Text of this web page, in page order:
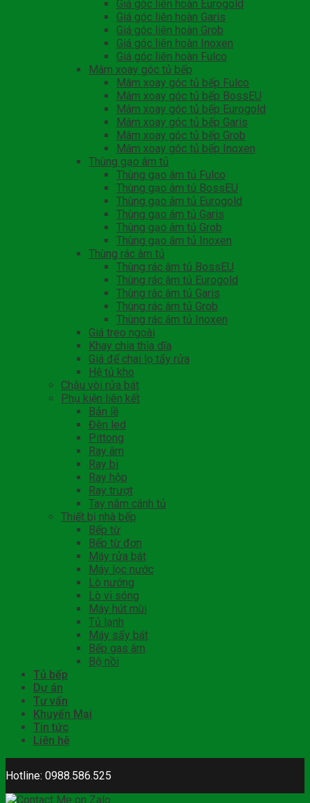
Giá góc liên hoàn Eurogold
Giá góc liên hoàn Garis
Giá góc liên hoàn Grob
Giá góc liên hoàn Inoxen
Giá góc liên hoàn Fulco
Mâm xoay góc tủ bếp
Mâm xoay góc tủ bếp Fulco
Mâm xoay góc tủ bếp BossEU
Mâm xoay góc tủ bếp Eurogold
Mâm xoay góc tủ bếp Garis
Mâm xoay góc tủ bếp Grob
Mâm xoay góc tủ bếp Inoxen
Thùng gạo âm tủ
Thùng gạo âm tủ Fulco
Thùng gạo âm tủ BossEU
Thùng gạo âm tủ Eurogold
Thùng gạo âm tủ Garis
Thùng gạo âm tủ Grob
Thùng gạo âm tủ Inoxen
Thùng rác âm tủ
Thùng rác âm tủ BossEU
Thùng rác âm tủ Eurogold
Thùng rác âm tủ Garis
Thùng rác âm tủ Grob
Thùng rác âm tủ Inoxen
Giá treo ngoài
Khay chia thìa dĩa
Giá để chai lọ tẩy rửa
Hệ tủ kho
Chậu vòi rửa bát
Phụ kiện liên kết
Bản lề
Đèn led
Pittong
Ray âm
Ray bi
Ray hộp
Ray trượt
Tay nắm cánh tủ
Thiết bị nhà bếp
Bếp từ
Bếp từ đơn
Máy rửa bát
Máy lọc nước
Lò nướng
Lò vi sóng
Máy hút mùi
Tủ lạnh
Máy sấy bát
Bếp gas âm
Bộ nồi
Tủ bếp
Dự án
Tư vấn
Khuyến Mại
Tin tức
Liên hệ
Hotline: 0988.586.525